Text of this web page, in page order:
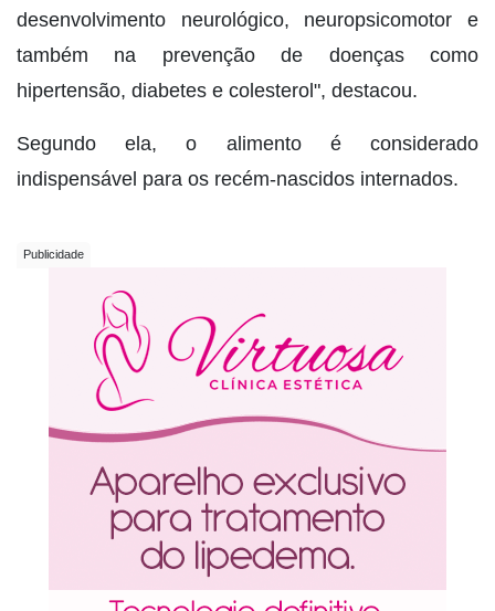
desenvolvimento neurológico, neuropsicomotor e
também na prevenção de doenças como
hipertensão, diabetes e colesterol", destacou.
Segundo ela, o alimento é considerado
indispensável para os recém-nascidos internados.